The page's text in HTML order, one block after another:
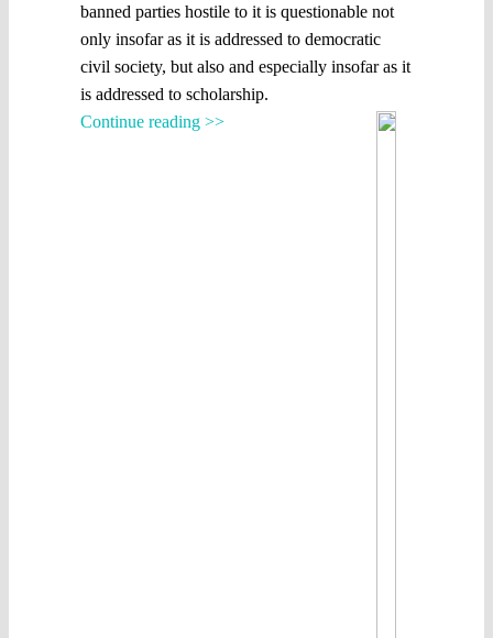
banned parties hostile to it is questionable not
only insofar as it is addressed to democratic
civil society, but also and especially insofar as it
is addressed to scholarship.
Continue reading >>